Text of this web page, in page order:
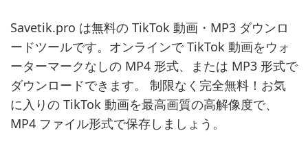
Savetik.pro は無料の TikTok 動画・MP3 ダウンロ
ードツールです。オンラインで TikTok 動画をウォ
ーターマークなしの MP4 形式、または MP3 形式で
ダウンロードできます。 制限なく完全無料！お気
に入りの TikTok 動画を最高画質の高解像度で、
MP4 ファイル形式で保存しましょう。